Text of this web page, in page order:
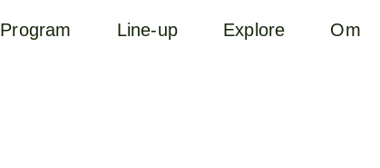
Program Line-up Explore Om